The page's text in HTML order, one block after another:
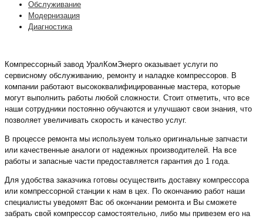
Обслуживание
Модернизация
Диагностика
Компрессорный завод УралКомЭнерго оказывает услуги по
сервисному обслуживанию, ремонту и наладке компрессоров. В
компании работают высококвалифицированные мастера, которые
могут выполнить работы любой сложности. Стоит отметить, что все
наши сотрудники постоянно обучаются и улучшают свои знания, что
позволяет увеличивать скорость и качество услуг.
В процессе ремонта мы используем только оригинальные запчасти
или качественные аналоги от надежных производителей. На все
работы и запасные части предоставляется гарантия до 1 года.
Для удобства заказчика готовы осуществить доставку компрессора
или компрессорной станции к нам в цех. По окончанию работ наши
специалисты уведомят Вас об окончании ремонта и Вы сможете
забрать свой компрессор самостоятельно, либо мы привезем его на